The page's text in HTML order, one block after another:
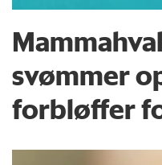
svømmer
forbløffer